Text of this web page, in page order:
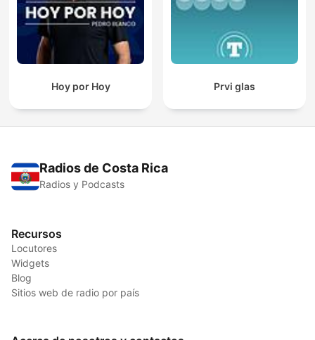
Hoy por Hoy Prvi glas
Radios de Costa Rica
Radios y Podcasts
Recursos
Locutores
Widgets
Blog
Sitios web de radio por país